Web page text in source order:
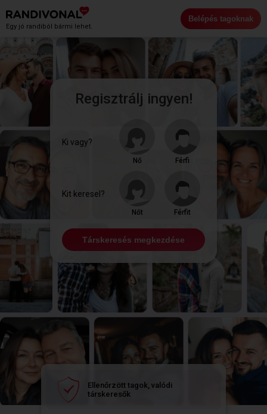
Egy jó randiból bármi lehet.
Belépés tagoknak
Regisztrálj ingyen!
Ki vagy?
Nő Férfi
Kit keresel?
Nőt Férfit
Társkeresés megkezdése
Ellenőrzött tagok, valódi
társkeresők